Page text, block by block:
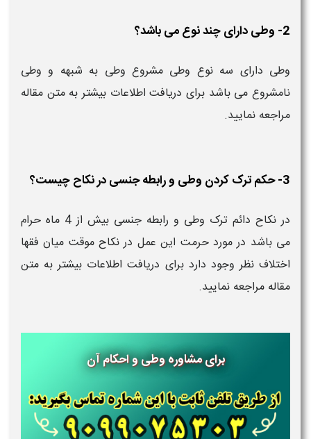
2- وطی دارای چند نوع می باشد؟
وطی دارای سه نوع وطی مشروع وطی به شبهه و وطی
نامشروع می باشد برای دریافت اطلاعات بیشتر به متن مقاله
مراجعه نمایید.
3- حکم ترک کردن وطی و رابطه جنسی در نکاح چیست؟
در نکاح دائم ترک وطی و رابطه جنسی بیش از 4 ماه حرام
می باشد در مورد حرمت این عمل در نکاح موقت میان فقها
اختلاف نظر وجود دارد برای دریافت اطلاعات بیشتر به متن
مقاله مراجعه نمایید.
برای مشاوره وطی و احکام آن